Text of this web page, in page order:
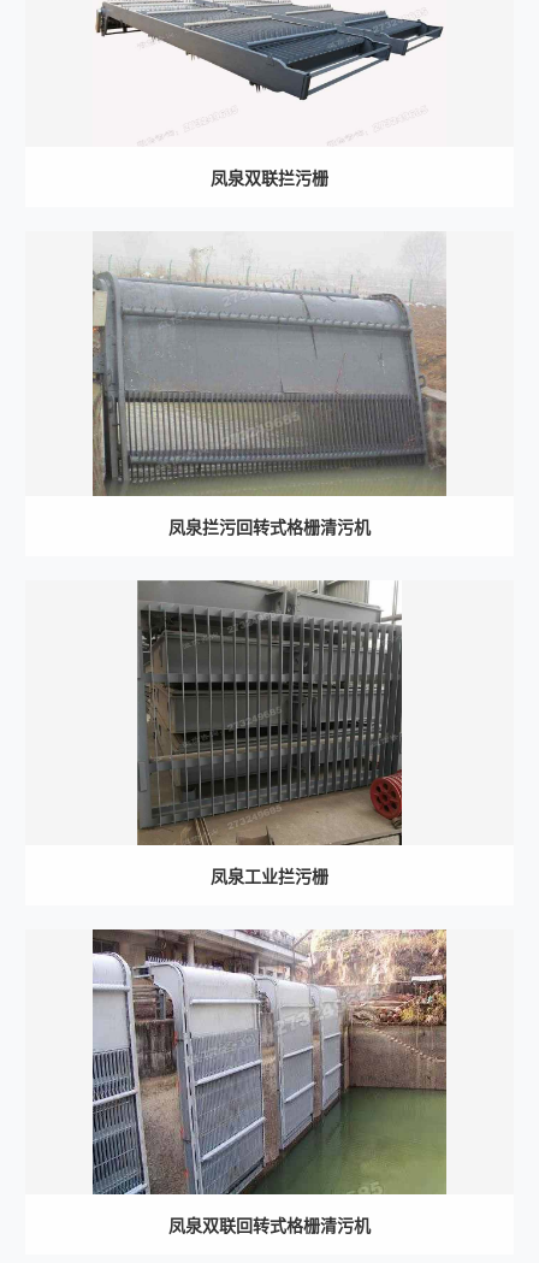
凤泉双联拦污栅
凤泉拦污回转式格栅清污机
凤泉工业拦污栅
凤泉双联回转式格栅清污机